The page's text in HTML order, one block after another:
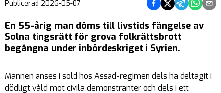
Publicerad 2026-05-07
En 55-årig man döms till livstids fängelse av
Solna tingsrätt för grova folkrättsbrott
begångna under inbördeskriget i Syrien.
Mannen anses i sold hos Assad-regimen dels ha deltagit i
dödligt våld mot civila demonstranter och dels i ett